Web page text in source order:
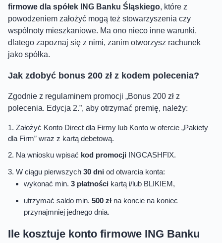
firmowe dla spółek ING Banku Śląskiego, które z
powodzeniem założyć mogą też stowarzyszenia czy
wspólnoty mieszkaniowe. Ma ono nieco inne warunki,
dlatego zapoznaj się z nimi, zanim otworzysz rachunek
jako spółka.
Jak zdobyć bonus 200 zł z kodem polecenia?
Zgodnie z regulaminem promocji „Bonus 200 zł z
polecenia. Edycja 2.”, aby otrzymać premię, należy:
Założyć Konto Direct dla Firmy lub Konto w ofercie „Pakiety
dla Firm” wraz z kartą debetową.
Na wniosku wpisać kod promocji INGCASHFIX.
W ciągu pierwszych 30 dni od otwarcia konta:
wykonać min. 3 płatności kartą i/lub BLIKIEM,
utrzymać saldo min. 500 zł na koncie na koniec
przynajmniej jednego dnia.
Ile kosztuje konto firmowe ING Banku